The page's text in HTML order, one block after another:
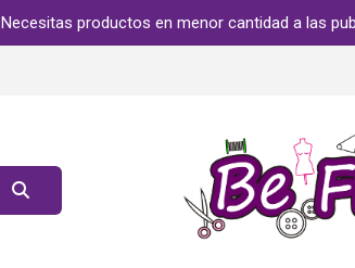
Necesitas productos en menor cantidad a las